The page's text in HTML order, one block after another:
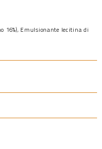
16%), Emulsionante lecitina di